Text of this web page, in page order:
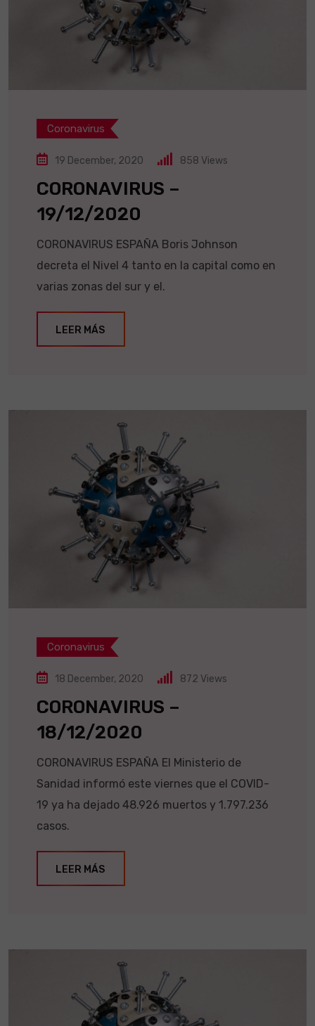
Coronavirus
19 December, 2020 858 Views
CORONAVIRUS –
19/12/2020
CORONAVIRUS ESPAÑA Boris Johnson
decreta el Nivel 4 tanto en la capital como en
varias zonas del sur y el.
LEER MÁS
Coronavirus
18 December, 2020 872 Views
CORONAVIRUS –
18/12/2020
CORONAVIRUS ESPAÑA El Ministerio de
Sanidad informó este viernes que el COVID-
19 ya ha dejado 48.926 muertos y 1.797.236
casos.
LEER MÁS